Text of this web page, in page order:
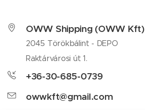
OWW Shipping (OWW Kft)
2045 Törökbálint - DEPO
Raktárvárosi út 1.
+36-30-685-0739
owwkft@gmail.com